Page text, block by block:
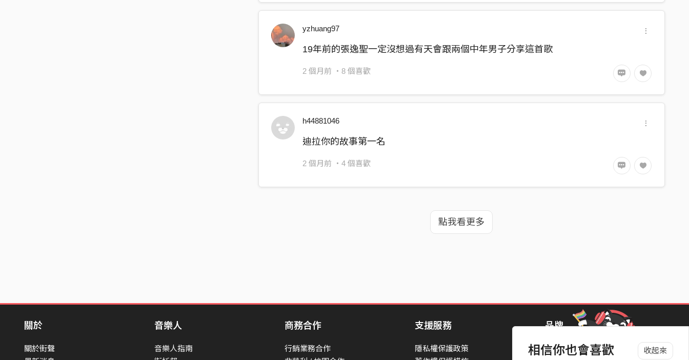
相信你也會喜歡 收起來
yzhuang97
19年前的張逸聖一定沒想過有天會跟兩個中年男子分享這首歌
2 個月前 ・8 個喜歡
h44881046
迪拉你的故事第一名
2 個月前 ・4 個喜歡
點我看更多
關於
關於街聲
音樂人
音樂人指南
商務合作
行銷業務合作
支援服務
隱私權保護政策
品牌
StreetVoice Awards 街聲音樂獎